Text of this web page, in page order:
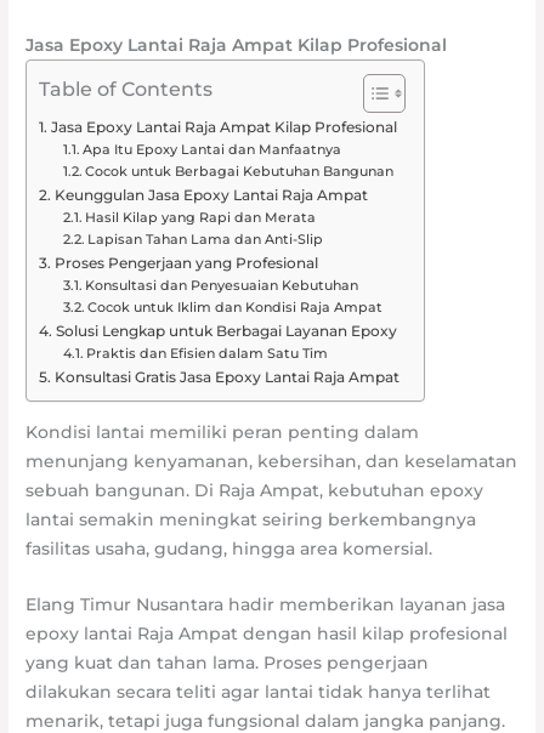
Jasa Epoxy Lantai Raja Ampat Kilap Profesional
Table of Contents
Jasa Epoxy Lantai Raja Ampat Kilap Profesional
Apa Itu Epoxy Lantai dan Manfaatnya
Cocok untuk Berbagai Kebutuhan Bangunan
Keunggulan Jasa Epoxy Lantai Raja Ampat
Hasil Kilap yang Rapi dan Merata
Lapisan Tahan Lama dan Anti-Slip
Proses Pengerjaan yang Profesional
Konsultasi dan Penyesuaian Kebutuhan
Cocok untuk Iklim dan Kondisi Raja Ampat
Solusi Lengkap untuk Berbagai Layanan Epoxy
Praktis dan Efisien dalam Satu Tim
Konsultasi Gratis Jasa Epoxy Lantai Raja Ampat
Kondisi lantai memiliki peran penting dalam
menunjang kenyamanan, kebersihan, dan keselamatan
sebuah bangunan. Di Raja Ampat, kebutuhan epoxy
lantai semakin meningkat seiring berkembangnya
fasilitas usaha, gudang, hingga area komersial.
Elang Timur Nusantara hadir memberikan layanan jasa
epoxy lantai Raja Ampat dengan hasil kilap profesional
yang kuat dan tahan lama. Proses pengerjaan
dilakukan secara teliti agar lantai tidak hanya terlihat
menarik, tetapi juga fungsional dalam jangka panjang.